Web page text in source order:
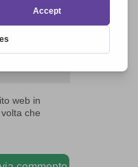
web in
che